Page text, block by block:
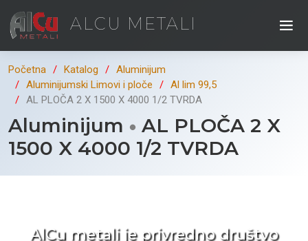
ALCU METALI
Početna Katalog
Aluminijum
Aluminijumski Limovi i ploče
Al lim 99,5
AL PLOČA 2 X 1500 X 4000 1/2 TVRDA
Aluminijum
AL PLOČA 2 X
1500 X 4000 1/2 TVRDA
AlCu metali je privredno društvo